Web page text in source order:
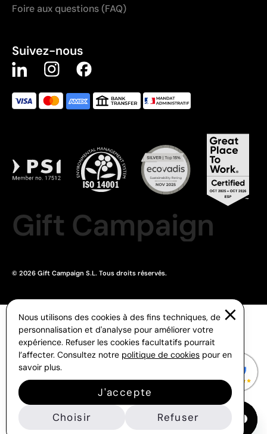
Foire aux questions (FAQ)
Suivez-nous
Gift Campaign
© 2026 Gift Campaign S.L. Tous droits réservés.
Nous utilisons des cookies à des fins techniques, de
personnalisation et d'analyse pour améliorer votre
expérience. Refuser les cookies facultatifs pourrait
l’affecter. Consultez notre politique de cookies pour en
savoir plus.
J'accepte
Choisir
Refuser